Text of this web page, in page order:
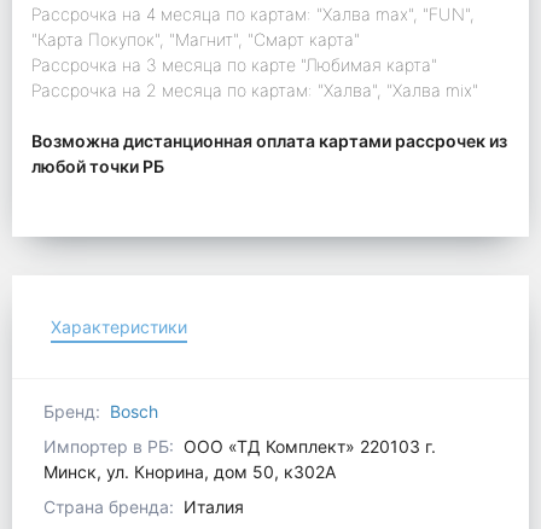
Рассрочка на 4 месяца по картам: "Халва max", "FUN",
"Карта Покупок", "Магнит", "Смарт карта"
Рассрочка на 3 месяца по карте "Любимая карта"
Рассрочка на 2 месяца по картам: "Халва", "Халва mix"
Возможна дистанционная оплата картами рассрочек из
любой точки РБ
Характеристики
Бренд: Bosch
Импортер в РБ: ООО «ТД Комплект» 220103 г.
Минск, ул. Кнорина, дом 50, к302А
Страна бренда: Италия